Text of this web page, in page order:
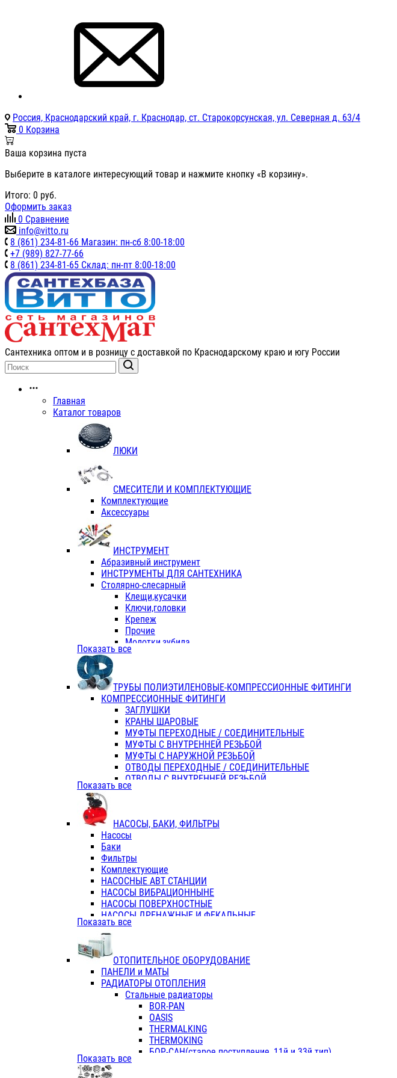
Россия, Краснодарский край, г. Краснодар, ст. Старокорсунская, ул. Северная д. 63/4
0 Корзина
Ваша корзина пуста
Выберите в каталоге интересующий товар и нажмите кнопку «В корзину».
Итого: 0 руб.
Оформить заказ
0 Сравнение
info@vitto.ru
8 (861) 234-81-66 Магазин: пн-сб 8:00-18:00
+7 (989) 827-77-66
8 (861) 234-81-65 Склад: пн-пт 8:00-18:00
Сантехника оптом и в розницу с доставкой по Краснодарскому краю и югу России
Главная
Каталог товаров
ЛЮКИ
СМЕСИТЕЛИ И КОМПЛЕКТУЮЩИЕ
Комплектующие
Аксессуары
ИНСТРУМЕНТ
Абразивный инструмент
ИНСТРУМЕНТЫ ДЛЯ САНТЕХНИКА
Столярно-слесарный
Клещи,кусачки
Ключи,головки
Крепеж
Прочие
Молотки,зубила
Пассатижи,тонкогубцы,утконосы
Отвертки
Хоз. инвентарь
ЭЛ. ИНСТРУМЕНТ OASIS
Показать все
ТРУБЫ ПОЛИЭТИЛЕНОВЫЕ-КОМПРЕССИОННЫЕ ФИТИНГИ
КОМПРЕССИОННЫЕ ФИТИНГИ
ЗАГЛУШКИ
КРАНЫ ШАРОВЫЕ
МУФТЫ ПЕРЕХОДНЫЕ / СОЕДИНИТЕЛЬНЫЕ
МУФТЫ С ВНУТРЕННЕЙ РЕЗЬБОЙ
МУФТЫ С НАРУЖНОЙ РЕЗЬБОЙ
ОТВОДЫ ПЕРЕХОДНЫЕ / СОЕДИНИТЕЛЬНЫЕ
ОТВОДЫ С ВНУТРЕННЕЙ РЕЗЬБОЙ
ОТВОДЫ С НАРУЖНОЙ РЕЗЬБОЙ
ТРОЙНИКИ ПЕРЕХОДНЫЕ / СОЕДИНИТЕЛЬНЫЕ
ТРОЙНИКИ С ВНУТРЕННЕЙ РЕЗЬБОЙ
КОЛЬЦА РЕЗИНОВЫЕ
ТРУБЫ НАПОРНЫЕ
ТРУБЫ ГОФРИРОВАННЫЕ ДВУХСЛ.
ТРУБЫ ПОЛИЭТИЛЕНОВЫЕ
Показать все
НАСОСЫ, БАКИ, ФИЛЬТРЫ
Насосы
Баки
Фильтры
Комплектующие
НАСОСНЫЕ АВТ СТАНЦИИ
НАСОСЫ ВИБРАЦИОННЫНЕ
НАСОСЫ ПОВЕРХНОСТНЫЕ
НАСОСЫ ДРЕНАЖНЫЕ И ФЕКАЛЬНЫЕ
НАСОСЫ ПОВЫСИТ и ЦИРКУЛЯЦИОННЫЕ
НАСОСЫ СКВАЖИННЫЕ
Показать все
ОТОПИТЕЛЬНОЕ ОБОРУДОВАНИЕ
ПАНЕЛИ и МАТЫ
РАДИАТОРЫ ОТОПЛЕНИЯ
Стальные радиаторы
BOR-PAN
OASIS
THERMALKING
THERMOKING
БОР-САН(старое поступление, 11й и 33й тип)
Показать все